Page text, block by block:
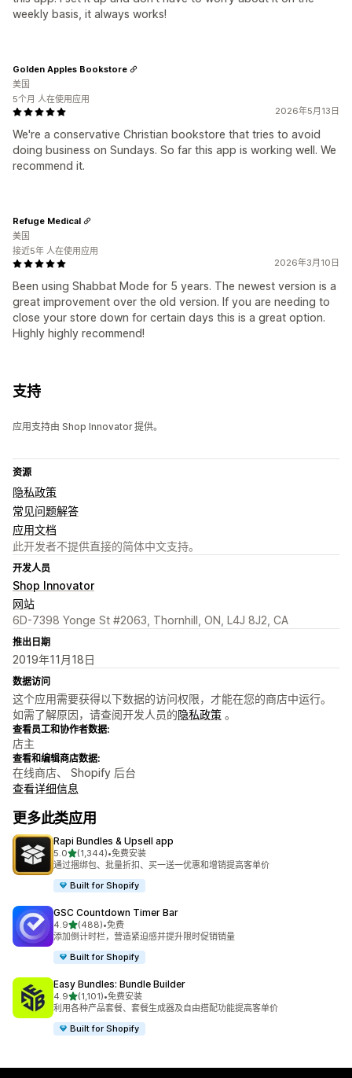
weekly basis, it always works!
2026年5月13日
We're a conservative Christian bookstore that tries to avoid
doing business on Sundays. So far this app is working well. We
recommend it.
Golden Apples Bookstore
美国
5个月 人在使用应用
2026年3月10日
Been using Shabbat Mode for 5 years. The newest version is a
great improvement over the old version. If you are needing to
close your store down for certain days this is a great option.
Highly highly recommend!
Refuge Medical
美国
接近5年 人在使用应用
支持
应用支持由 Shop Innovator 提供。
资源
隐私政策
常见问题解答
应用文档
此开发者不提供直接的简体中文支持。
开发人员
Shop Innovator
网站
6D-7398 Yonge St #2063, Thornhill, ON, L4J 8J2, CA
推出日期
2019年11月18日
数据访问
这个应用需要获得以下数据的访问权限，才能在您的商店中运行。
如需了解原因，请查阅开发人员的隐私政策 。
查看员工和协作者数据:
店主
查看和编辑商店数据:
在线商店、 Shopify 后台
查看详细信息
更多此类应用
Rapi Bundles & Upsell app
5.0星（满分 5 星）
(1,344)
总共 1344 条评论
•免费安装
通过捆绑包、批量折扣、买一送一优惠和增销提高客单价
Built for Shopify
GSC Countdown Timer Bar
4.9星（满分 5 星）
(488)
总共 488 条评论
•免费
添加倒计时栏，营造紧迫感并提升限时促销销量
Built for Shopify
Easy Bundles: Bundle Builder
4.9星（满分 5 星）
(1,101)
总共 1101 条评论
•免费安装
利用各种产品套餐、套餐生成器及自由搭配功能提高客单价
Built for Shopify